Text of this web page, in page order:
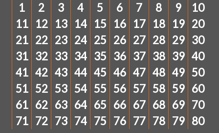
1 2 3 4 5 6 7 8 9
10
11
12 13 14 15 16 17 18 19 20
21 22 23 24 25 26 27 28 29 30
31 32 33 34 35 36 37 38 39 40
41 42 43 44 45 46 47 48 49 50
51 52 53 54 55 56 57 58 59 60
61 62 63 64 65 66 67 68 69 70
71 72 73 74 75 76 77 78 79 80